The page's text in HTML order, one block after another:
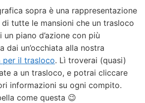
sopra è una rappresentazione
tutte le mansioni che un trasloco
piano d’azione con più
dai un’occhiata alla nostra
per il trasloco. Lì troverai (quasi)
a un trasloco, e potrai cliccare
informazioni su ogni compito.
come questa 😉